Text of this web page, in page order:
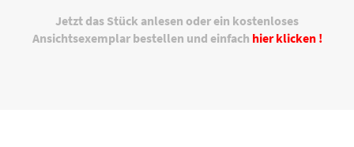
Jetzt das Stück anlesen oder ein kostenloses
Ansichtsexemplar bestellen und einfach hier klicken !